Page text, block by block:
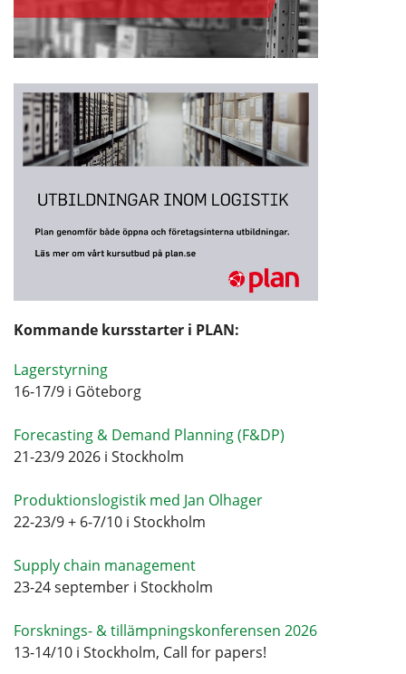
Kommande kursstarter i PLAN:
Lagerstyrning
16-17/9 i Göteborg
Forecasting & Demand Planning (F&DP)
21-23/9 2026 i Stockholm
Produktionslogistik med Jan Olhager
22-23/9 + 6-7/10 i Stockholm
Supply chain management
23-24 september i Stockholm
Forsknings- & tillämpningskonferensen 2026
13-14/10 i Stockholm, Call for papers!